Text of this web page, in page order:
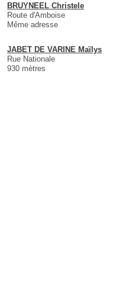
BRUYNEEL Christele
Route d'Amboise
Même adresse
JABET DE VARINE Maïlys
Rue Nationale
930 mètres